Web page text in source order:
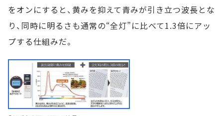
をオンにすると、黄みを抑えて青みが引き立つ波長とな
り、同時に明るさも通常の“全灯”に比べて1.3倍にアッ
プする仕組みだ。